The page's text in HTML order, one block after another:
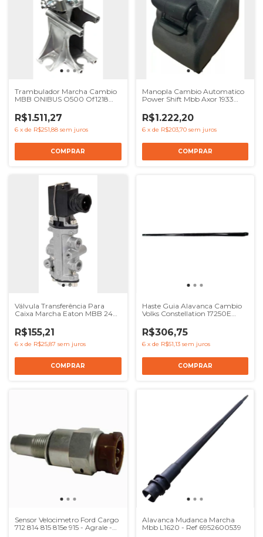
Trambulador Marcha Cambio
MBB ONIBUS O500 Of1218
1204373 6292680001
R$1.511,27
6 x de R$251,88 sem juros
Manopla Cambio Automatico
Power Shift Mbb Axor 1933
R$1.222,20
6 x de R$203,70 sem juros
Válvula Transferência Para
Caixa Marcha Eaton MBB 2423
R$155,21
6 x de R$25,87 sem juros
Haste Guia Alavanca Cambio
Volks Constellation 17250E
SUK236
R$306,75
6 x de R$51,13 sem juros
Sensor Velocimetro Ford Cargo
712 814 815 815e 915 - Agrale -
Alavanca Mudanca Marcha
Mbb L1620 - Ref 6952600539